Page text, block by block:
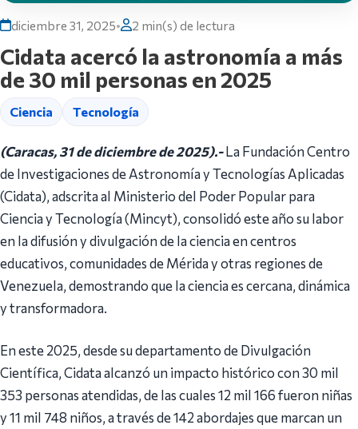
diciembre 31, 2025• 2 min(s) de lectura
Cidata acercó la astronomía a más
de 30 mil personas en 2025
Ciencia Tecnología
(Caracas, 31 de diciembre de 2025).-La Fundación Centro
de Investigaciones de Astronomía y Tecnologías Aplicadas
(Cidata), adscrita al Ministerio del Poder Popular para
Ciencia y Tecnología (Mincyt), consolidó este año su labor
en la difusión y divulgación de la ciencia en centros
educativos, comunidades de Mérida y otras regiones de
Venezuela, demostrando que la ciencia es cercana, dinámica
y transformadora.
En este 2025, desde su departamento de Divulgación
Científica, Cidata alcanzó un impacto histórico con 30 mil
353 personas atendidas, de las cuales 12 mil 166 fueron niñas
y 11 mil 748 niños, a través de 142 abordajes que marcan un